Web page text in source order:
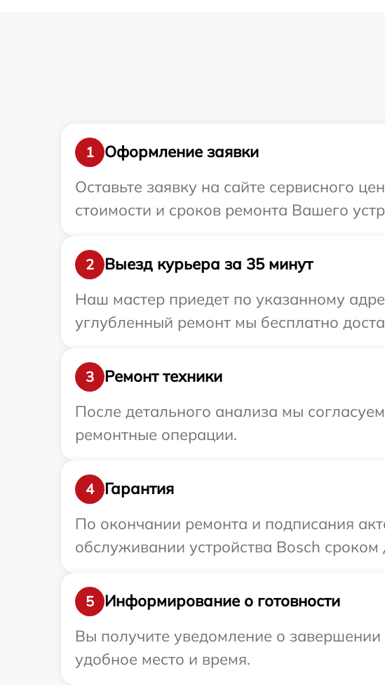
1
Оформление заявки
Оставьте заявку на сайте сервисного
стоимости и сроков ремонта Вашего
2
Выезд курьера за 35 минут
Наш мастер приедет по указанному
углубленный ремонт мы бесплатно
3
Ремонт техники
После детального анализа мы
ремонтные операции.
4
Гарантия
По окончании ремонта и подписания
обслуживании устройства Bosch сроком
5
Информирование о готовности
Вы получите уведомление о
удобное место и время.